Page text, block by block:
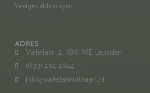
ADRES
Valleilaan 2, 3831 WE Leusden
(033) 494 4844
info@valleilaanuitvaart.nl
Veelgestelde vragen